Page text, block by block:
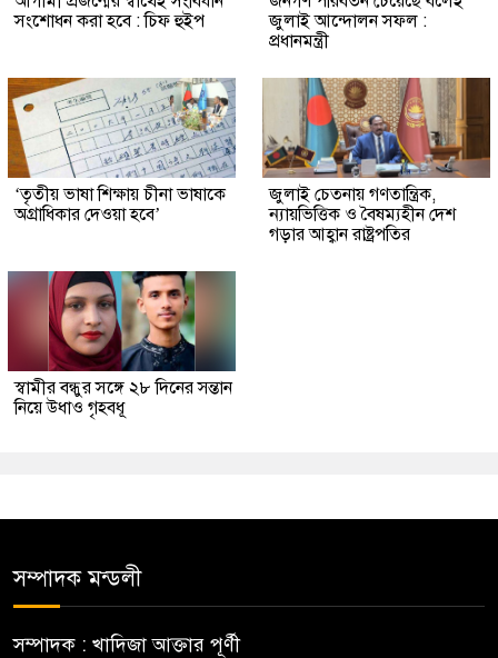
সংশোধন করা হবে : চিফ হুইপ
জুলাই আন্দোলন সফল :
প্রধানমন্ত্রী
‘তৃতীয় ভাষা শিক্ষায় চীনা ভাষাকে
অগ্রাধিকার দেওয়া হবে’
জুলাই চেতনায় গণতান্ত্রিক,
ন্যায়ভিত্তিক ও বৈষম্যহীন দেশ
গড়ার আহ্বান রাষ্ট্রপতির
স্বামীর বন্ধুর সঙ্গে ২৮ দিনের সন্তান
নিয়ে উধাও গৃহবধূ
সম্পাদক মন্ডলী
সম্পাদক : খাদিজা আক্তার পূর্ণী